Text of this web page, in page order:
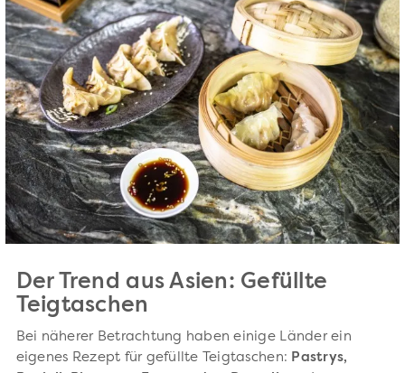
Der Trend aus Asien: Gefüllte
Teigtaschen
Bei näherer Betrachtung haben einige Länder ein
eigenes Rezept für gefüllte Teigtaschen: Pastrys,